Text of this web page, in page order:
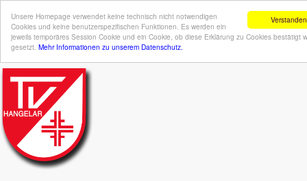
Verstanden
Unsere Homepage verwendet keine technisch nicht notwendigen
Cookies und keine benutzerspezifischen Funktionen. Es werden ein
jeweils temporäres Session Cookie und ein Cookie, ob diese Erklärung zu Cookies bestätigt
gesetzt. Mehr Informationen zu unserem Datenschutz.